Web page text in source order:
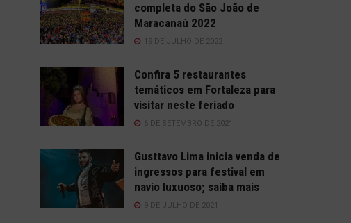
completa do São João de
Maracanaú 2022
19 DE JULHO DE 2022
Confira 5 restaurantes
temáticos em Fortaleza para
visitar neste feriado
6 DE SETEMBRO DE 2021
Gusttavo Lima inicia venda de
ingressos para festival em
navio luxuoso; saiba mais
9 DE JULHO DE 2021